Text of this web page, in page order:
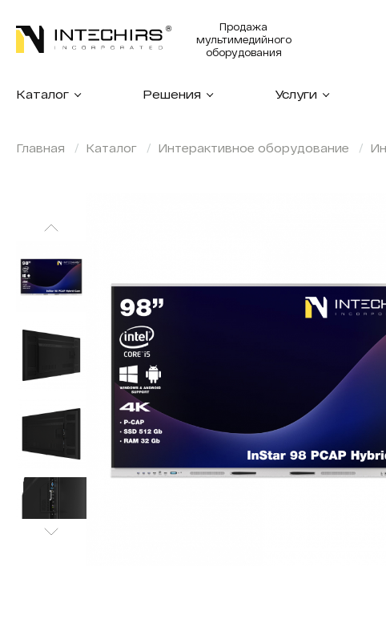
Продажа
мультимедийного
оборудования
Каталог Решения Услуги
Главная Каталог Интерактивное оборудование